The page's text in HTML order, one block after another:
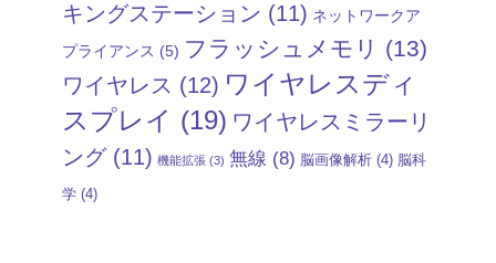
キングステーション (11) ネットワークア
プライアンス (5) フラッシュメモリ (13)
ワイヤレス (12) ワイヤレスディ
スプレイ (19) ワイヤレスミラーリ
ング(11) 機能拡張 (3) 無線 (8) 脳画像解析 (4) 脳科
学 (4)